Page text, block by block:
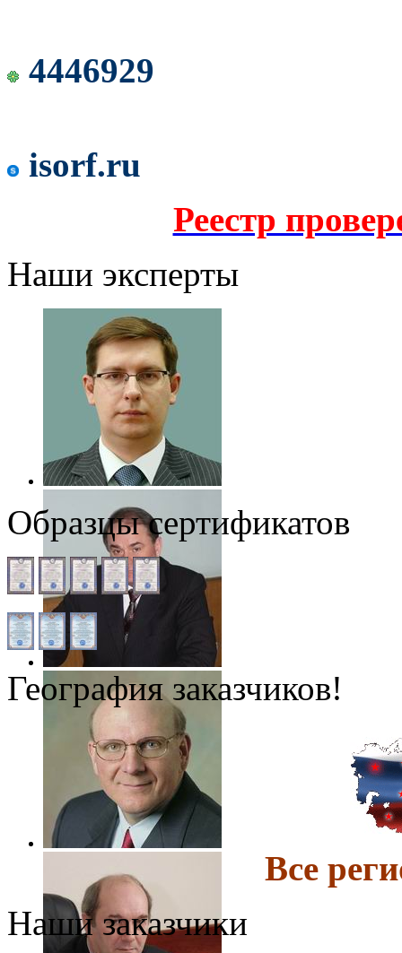
4446929
isorf.ru
Реестр
Наши эксперты
Образцы сертификатов
География заказчиков!
Все
Наши заказчики